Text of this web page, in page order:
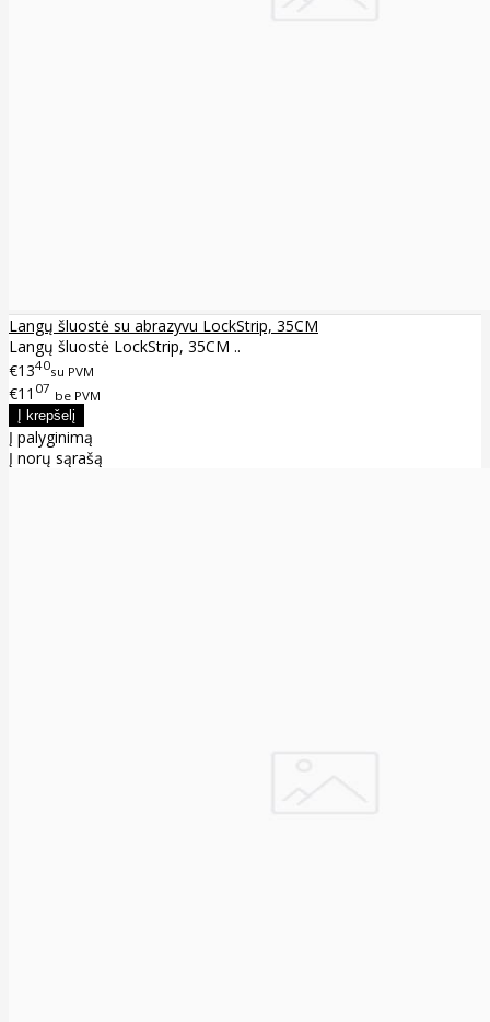
Langų šluostė su abrazyvu LockStrip, 35CM
Langų šluostė LockStrip, 35CM ..
€1340su PVM
€11 07 be PVM
Į palyginimą
Į norų sąrašą